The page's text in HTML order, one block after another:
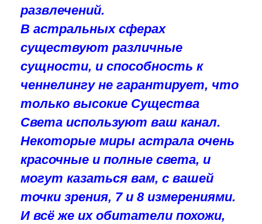
развлечений.
В астральных сферах
существуют различные
сущности, и способность к
ченнелингу не гарантирует, что
только высокие Существа
Света используют ваш канал.
Некоторые миры астрала очень
красочные и полные света, и
могут казаться вам, с вашей
точки зрения, 7 и 8 измерениями.
И всё же их обитатели похожи,